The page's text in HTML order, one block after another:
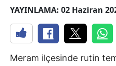
YAYINLAMA: 02 Haziran
Meram ilçesinde rutin